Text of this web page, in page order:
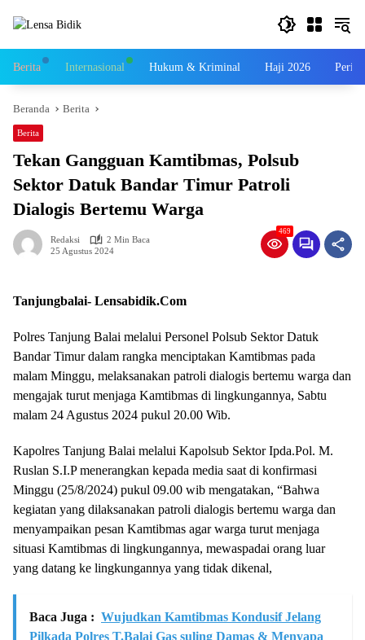
Berita Internasional Hukum & Kriminal Haji 2026
Beranda Berita
Berita
Tekan Gangguan Kamtibmas, Polsub
Sektor Datuk Bandar Timur Patroli
Dialogis Bertemu Warga
Redaksi
2 Min Baca
25 Agustus 2024
469
Tanjungbalai- Lensabidik.Com
Polres Tanjung Balai melalui Personel Polsub Sektor Datuk
Bandar Timur dalam rangka menciptakan Kamtibmas pada
malam Minggu, melaksanakan patroli dialogis bertemu warga dan
mengajak turut menjaga Kamtibmas di lingkungannya, Sabtu
malam 24 Agustus 2024 pukul 20.00 Wib.
Kapolres Tanjung Balai melalui Kapolsub Sektor Ipda.Pol. M.
Ruslan S.I.P menerangkan kepada media saat di konfirmasi
Minggu (25/8/2024) pukul 09.00 wib mengatakan, “Bahwa
kegiatan yang dilaksanakan patroli dialogis bertemu warga dan
menyampaikan pesan Kamtibmas agar warga turut menjaga
situasi Kamtibmas di lingkungannya, mewaspadai orang luar
yang datang ke lingkungannya yang tidak dikenal,
Baca Juga : Wujudkan Kamtibmas Kondusif Jelang
Pilkada Polres T.Balai Gas suling Damas & Menyapa